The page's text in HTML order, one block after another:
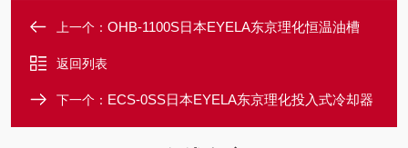
上一个： OHB-1100S日本EYELA东京理化恒温油槽
返回列表
下一个： ECS-0SS日本EYELA东京理化投入式冷却器